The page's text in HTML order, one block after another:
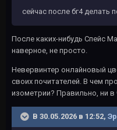
сейчас после бг4 делать
После каких-нибудь Спейс
наверное, не просто.
Невервинтер онлайновый
своих почитателей. В чем
изометрии? Правильно, ни
В 30.05.2026 в 12:52,